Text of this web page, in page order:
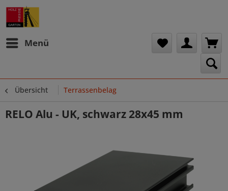
Menü
Übersicht Terrassenbelag
RELO Alu - UK, schwarz 28x45 mm